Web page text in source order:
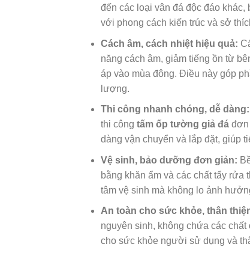
đến các loại vân đá độc đáo
với phong cách kiến trúc và sở
Cách âm, cách nhiệt hiệu quả:
năng cách âm, giảm tiếng ồn từ
áp vào mùa đông. Điều này góp
lượng.
Thi công nhanh chóng, dễ dàng:
thi công tấm ốp tường giả đáđơn
dàng vận chuyển và lắp đặt, giúp
Vệ sinh, bảo dưỡng đơn giản:
bằng khăn ẩm và các chất tẩy
tâm vệ sinh mà không lo ảnh
An toàn cho sức khỏe, thân
nguyên sinh, không chứa các
cho sức khỏe người sử dụng và